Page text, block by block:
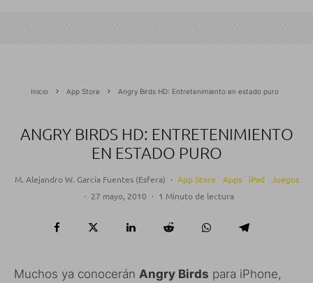
Inicio App Store Angry Birds HD: Entretenimiento en estado puro
ANGRY BIRDS HD: ENTRETENIMIENTO
EN ESTADO PURO
M. Alejandro W. García Fuentes (Esfera) · App Store Apps iPad
Juegos
· 27 mayo, 2010 · 1 Minuto de lectura
Muchos ya conocerán Angry Birds para iPhone,